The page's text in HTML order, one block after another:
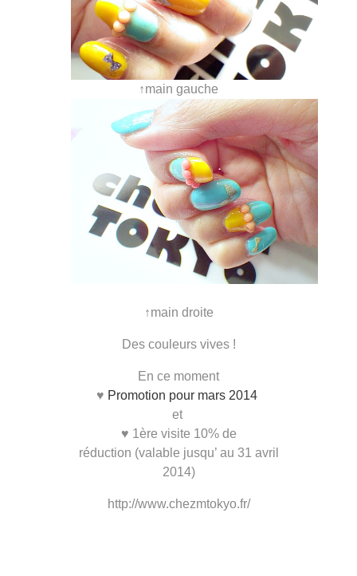
↑main gauche
↑main droite
Des couleurs vives !
En ce moment
♥ Promotion pour mars 2014
et
♥ 1ère visite 10% de
réduction (valable jusqu’ au 31 avril
2014)
http://www.chezmtokyo.fr/